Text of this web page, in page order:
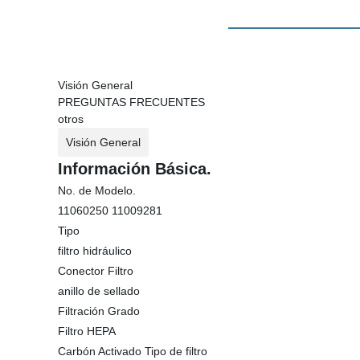
Visión General
PREGUNTAS FRECUENTES
otros
Visión General
Información Básica.
No. de Modelo.
11060250 11009281
Tipo
filtro hidráulico
Conector Filtro
anillo de sellado
Filtración Grado
Filtro HEPA
Carbón Activado Tipo de filtro